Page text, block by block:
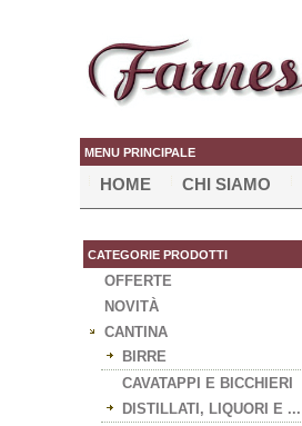
MENU PRINCIPALE
HOME CHI SIAMO
CATEGORIE PRODOTTI
OFFERTE
NOVITÀ
CANTINA
BIRRE
CAVATAPPI E BICCHIERI
DISTILLATI, LIQUORI E ...